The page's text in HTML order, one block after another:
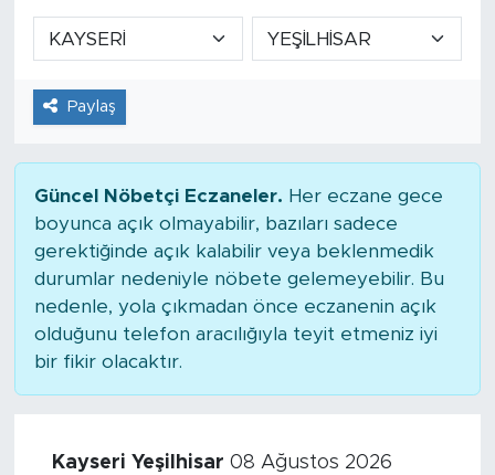
Paylaş
Güncel Nöbetçi Eczaneler. Her eczane gece
boyunca açık olmayabilir, bazıları sadece
gerektiğinde açık kalabilir veya beklenmedik
durumlar nedeniyle nöbete gelemeyebilir. Bu
nedenle, yola çıkmadan önce eczanenin açık
olduğunu telefon aracılığıyla teyit etmeniz iyi
bir fikir olacaktır.
Kayseri Yeşilhisar 08 Ağustos 2026